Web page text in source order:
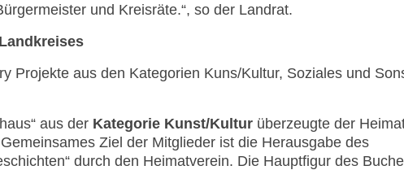
und Kreisräte.“, so der Landrat.
Projekte aus den Kategorien Kuns/Kultur, Soziales und
aus der Kategorie Kunst/Kultur überzeugte der
Ziel der Mitglieder ist die Herausgabe des
durch den Heimatverein. Die Hauptfigur des